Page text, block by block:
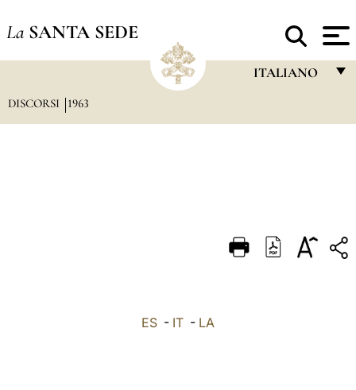
La SANTA SEDE
ITALIANO
DEUTSCH
DISCORSI 1963
ES - IT - LA